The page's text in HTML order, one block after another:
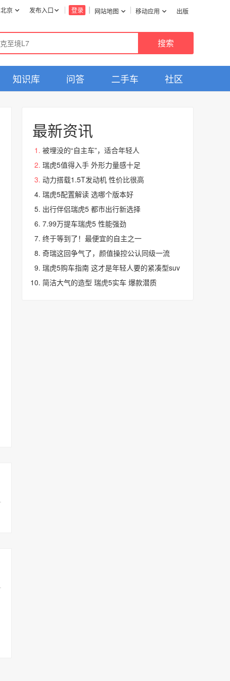
网站地图 移动应用 出版
登录
发布入口
北京
知识库 问答 二手车 社区
最新资讯
被埋没的“自主车”，适合年轻人
瑞虎5值得入手 外形力量感十足
动力搭载1.5T发动机 性价比很高
瑞虎5配置解读 选哪个版本好
出行伴侣瑞虎5 都市出行新选择
7.99万提车瑞虎5 性能强劲
终于等到了！最便宜的自主之一
奇瑞这回争气了，颜值操控公认同级一流
瑞虎5购车指南 这才是年轻人要的紧凑型suv
简洁大气的造型 瑞虎5实车 爆款潜质